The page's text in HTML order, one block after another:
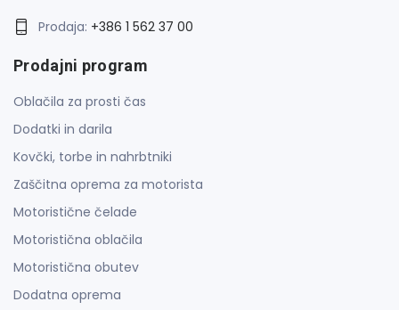
Prodaja: +386 1 562 37 00
Prodajni program
Oblačila za prosti čas
Dodatki in darila
Kovčki, torbe in nahrbtniki
Zaščitna oprema za motorista
Motoristične čelade
Motoristična oblačila
Motoristična obutev
Dodatna oprema